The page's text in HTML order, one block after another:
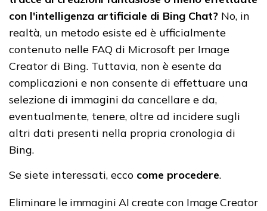
con l'intelligenza artificiale di Bing Chat? No, in
realtà, un metodo esiste ed è ufficialmente
contenuto nelle FAQ di Microsoft per Image
Creator di Bing. Tuttavia, non è esente da
complicazioni e non consente di effettuare una
selezione di immagini da cancellare e da,
eventualmente, tenere, oltre ad incidere sugli
altri dati presenti nella propria cronologia di
Bing.
Se siete interessati, ecco come procedere.
Eliminare le immagini AI create con Image Creator